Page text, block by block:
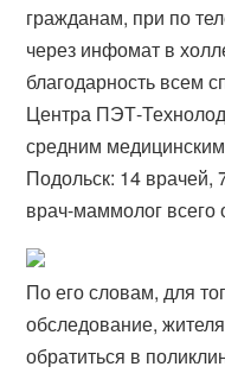
гражданам, при по
через инфомат в
благодарность всем
Центра ПЭТ-
средним
Подольск: 14 врачей,
врач-маммолог всего
По его словам, для
обследование,
обратиться в